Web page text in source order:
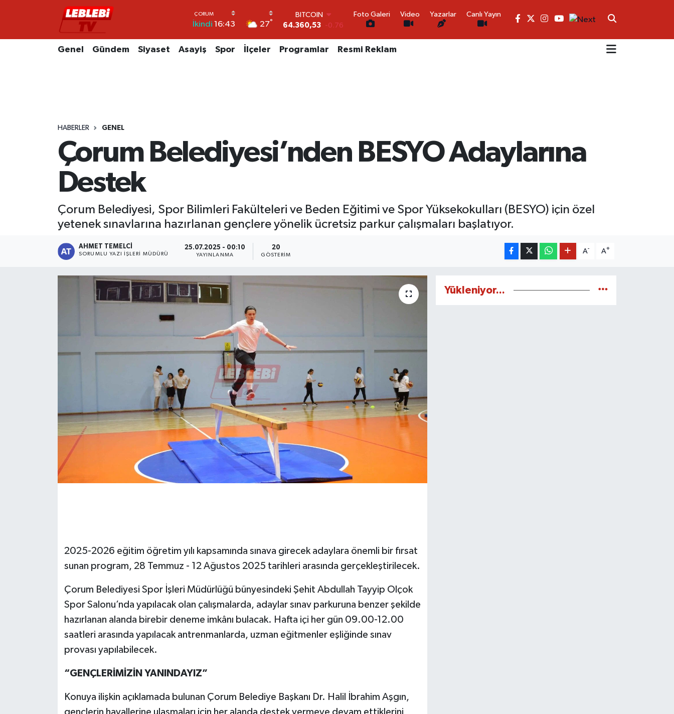
İkindi 16:43 27°
DOLAR
47,7069
0.17
EURO
55,0265
0.01
Foto Galeri Video Yazarlar Canlı Yayın
Genel Gündem Siyaset Asayiş Spor İlçeler Programlar Resmi Reklam
HABERLER GENEL
Çorum Belediyesi’nden BESYO Adaylarına
Destek
Çorum Belediyesi, Spor Bilimleri Fakülteleri ve Beden Eğitimi ve Spor Yüksekokulları (BESYO) için özel
yetenek sınavlarına hazırlanan gençlere yönelik ücretsiz parkur çalışmaları başlatıyor.
AHMET TEMELCI
SORUMLU YAZI İŞLERI MÜDÜRÜ
25.07.2025 - 00:10
YAYINLANMA
20
GÖSTERIM
A- A+
2025-2026 eğitim öğretim yılı kapsamında sınava girecek adaylara önemli bir fırsat
sunan program, 28 Temmuz - 12 Ağustos 2025 tarihleri arasında gerçekleştirilecek.
Çorum Belediyesi Spor İşleri Müdürlüğü bünyesindeki Şehit Abdullah Tayyip Olçok
Spor Salonu’nda yapılacak olan çalışmalarda, adaylar sınav parkuruna benzer şekilde
hazırlanan alanda birebir deneme imkânı bulacak. Hafta içi her gün 09.00-12.00
saatleri arasında yapılacak antrenmanlarda, uzman eğitmenler eşliğinde sınav
provası yapılabilecek.
“GENÇLERİMİZİN YANINDAYIZ”
Konuya ilişkin açıklamada bulunan Çorum Belediye Başkanı Dr. Halil İbrahim Aşgın,
Yükleniyor...
Hava Durumu
Tüm Manşetler
Son Dakika Haberleri
Haber Arşivi